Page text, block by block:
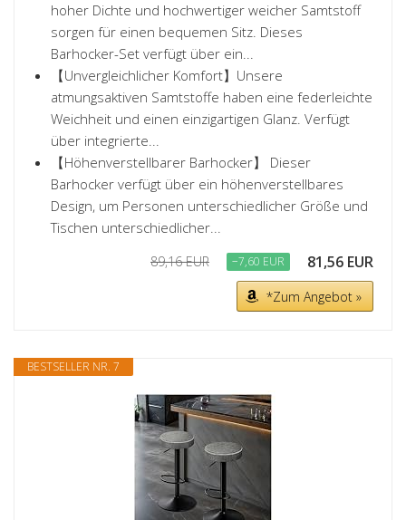
hoher Dichte und hochwertiger weicher Samtstoff
sorgen für einen bequemen Sitz. Dieses
Barhocker-Set verfügt über ein...
【Unvergleichlicher Komfort】Unsere
atmungsaktiven Samtstoffe haben eine federleichte
Weichheit und einen einzigartigen Glanz. Verfügt
über integrierte...
【Höhenverstellbarer Barhocker】 Dieser
Barhocker verfügt über ein höhenverstellbares
Design, um Personen unterschiedlicher Größe und
Tischen unterschiedlicher...
89,16 EUR −7,60 EUR 81,56 EUR
*Zum Angebot »
BESTSELLER NR. 7